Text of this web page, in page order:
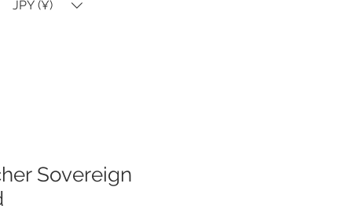
JPY (¥)
Sovereign